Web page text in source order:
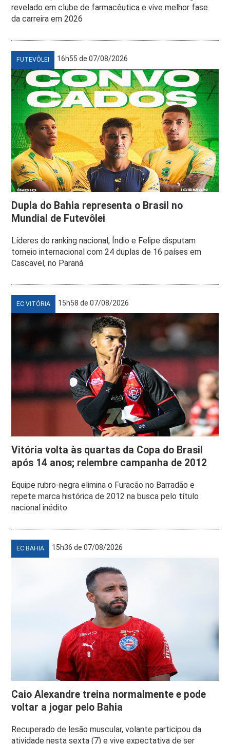
revelado em clube de farmacêutica e vive melhor fase
da carreira em 2026
FUTEVÔLEI 16h55 de 07/08/2026
Dupla do Bahia representa o Brasil no
Mundial de Futevôlei
Líderes do ranking nacional, Índio e Felipe disputam
torneio internacional com 24 duplas de 16 países em
Cascavel, no Paraná
EC VITÓRIA 15h58 de 07/08/2026
Vitória volta às quartas da Copa do Brasil
após 14 anos; relembre campanha de 2012
Equipe rubro-negra elimina o Furacão no Barradão e
repete marca histórica de 2012 na busca pelo título
nacional inédito
EC BAHIA 15h36 de 07/08/2026
Caio Alexandre treina normalmente e pode
voltar a jogar pelo Bahia
Recuperado de lesão muscular, volante participou da
atividade nesta sexta (7) e vive expectativa de ser